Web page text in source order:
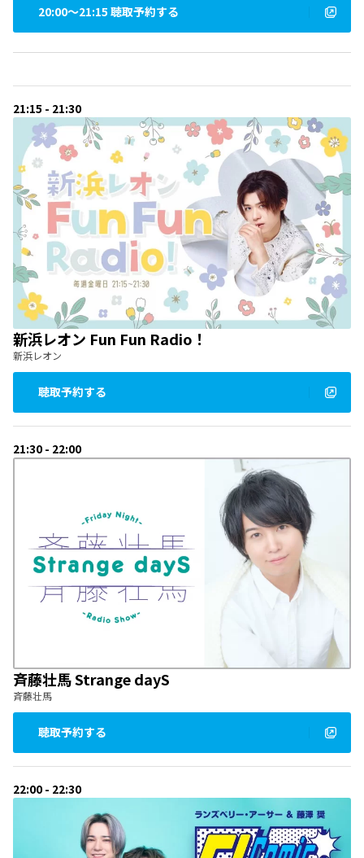
20:00〜21:15 聴取予約する
21:15 - 21:30
新浜レオン Fun Fun Radio！
新浜レオン
聴取予約する
21:30 - 22:00
斉藤壮馬 Strange dayS
斉藤壮馬
聴取予約する
22:00 - 22:30